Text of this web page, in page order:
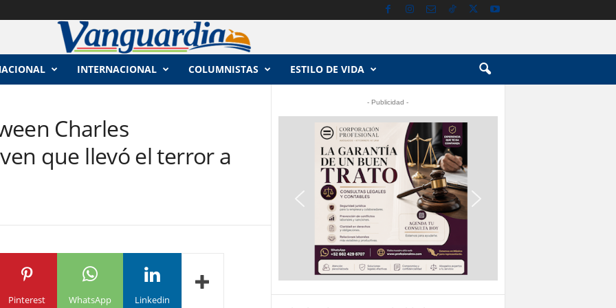
INTERNACIONAL COLUMNISTAS ESTILO DE VIDA
Charles
que llevó el terror a
Pinterest WhatsApp Linkedin
- Publicidad -